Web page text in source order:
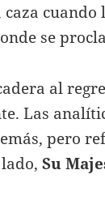
cuando
se
al
Las
pero
lado,Su